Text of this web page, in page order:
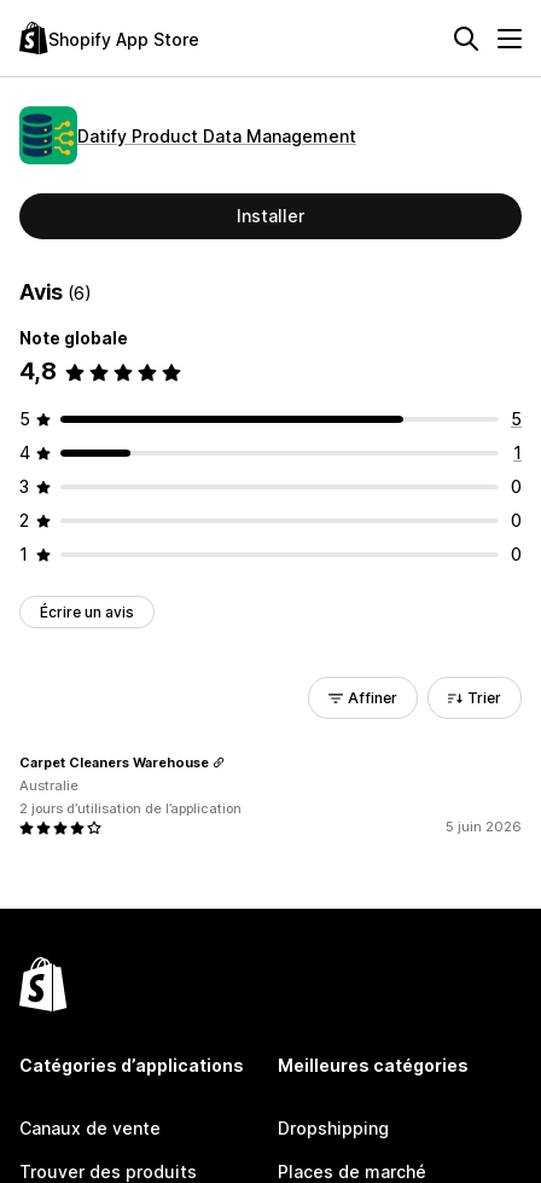
Shopify App Store
Datify Product Data Management
Installer
Avis (6)
Note globale
4,8
5
5
4
1
3
0
2
0
1
0
Écrire un avis
Affiner Trier
5 juin 2026
Carpet Cleaners Warehouse
Australie
2 jours d’utilisation de l’application
Catégories d’applications
Canaux de vente
Trouver des produits
Meilleures catégories
Dropshipping
Places de marché